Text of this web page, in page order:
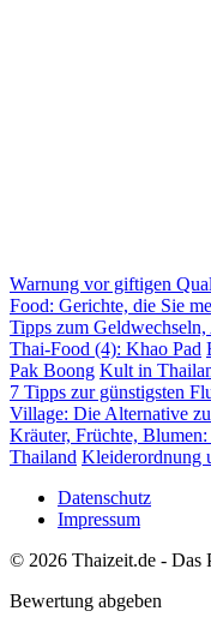
Warnung vor giftigen
Food: Gerichte, die Sie
Tipps zum
Thai-Food (4): Khao Pad
Pak Boong Kult in
7 Tipps zur günstigsten
Village: Die Alternative
Kräuter, Früchte,
Thailand Kleiderordnung
Datenschutz
Impressum
© 2026 Thaizeit.de - Das
Bewertung abgeben